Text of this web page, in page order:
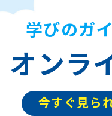
学びのガ
オンラ
今すぐ見ら